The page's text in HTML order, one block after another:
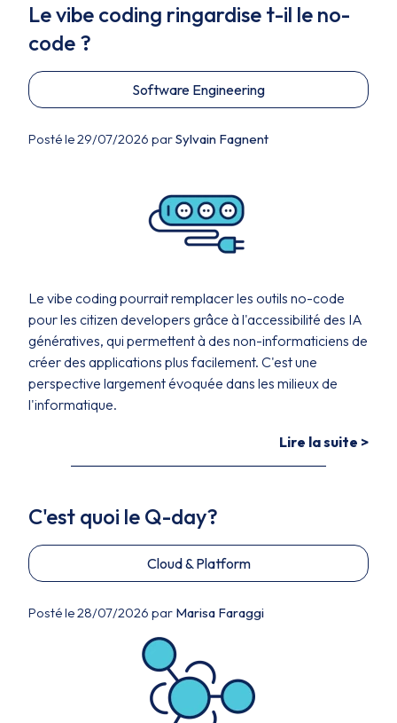
Le vibe coding ringardise t-il le no-
code ?
Software Engineering
Posté le 29/07/2026 parSylvain Fagnent
Le vibe coding pourrait remplacer les outils no-code
pour les citizen developers grâce à l'accessibilité des IA
génératives, qui permettent à des non-informaticiens de
créer des applications plus facilement. C'est une
perspective largement évoquée dans les milieux de
l'informatique.
Lire la suite >
C'est quoi le Q-day?
Cloud & Platform
Posté le 28/07/2026 par Marisa Faraggi